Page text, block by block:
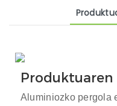
Produktuaren
Aluminiozko pergola